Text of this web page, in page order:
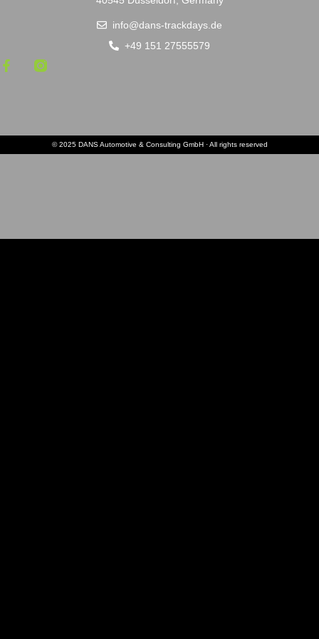
info@dans-trackdays.de
+49 151 27555579
© 2025 DANS Automotive & Consulting GmbH · All rights reserved